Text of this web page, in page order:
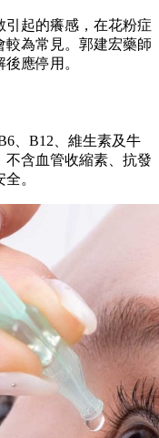
引起的癢感，在花粉症
為常見。郭建宏藥師
應停用。
、B12、維生素及牛
含血管收縮素、抗發
。